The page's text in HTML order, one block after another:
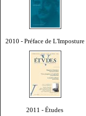
2010 - Préface de L'Imposture
2011 - Études